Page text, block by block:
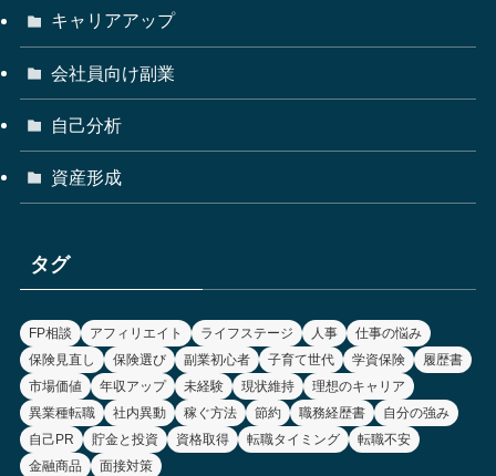
キャリアアップ
会社員向け副業
自己分析
資産形成
タグ
FP相談 アフィリエイト ライフステージ 人事
仕事の悩み
保険見直し
保険選び 副業初心者 子育て世代 学資保険
履歴書
市場価値
年収アップ 未経験 現状維持
理想のキャリア
異業種転職
社内異動 稼ぐ方法 節約 職務経歴書
自分の強み
自己PR
貯金と投資 資格取得 転職タイミング
転職不安
金融商品
面接対策